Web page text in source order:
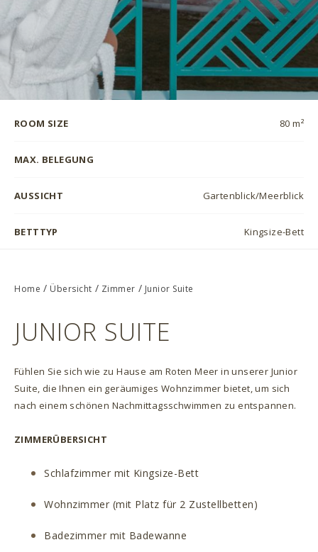
ROOM SIZE 80 m²
MAX. BELEGUNG
AUSSICHT Gartenblick/Meerblick
BETTTYP Kingsize-Bett
Home / Übersicht / Zimmer / Junior Suite
JUNIOR SUITE
Fühlen Sie sich wie zu Hause am Roten Meer in unserer Junior
Suite, die Ihnen ein geräumiges Wohnzimmer bietet, um sich
nach einem schönen Nachmittagsschwimmen zu entspannen.
ZIMMERÜBERSICHT
Schlafzimmer mit Kingsize-Bett
Wohnzimmer (mit Platz für 2 Zustellbetten)
Badezimmer mit Badewanne